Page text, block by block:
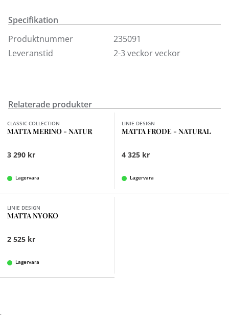
Specifikation
Produktnummer
235091
Leveranstid
2-3 veckor veckor
Relaterade produkter
Finns i fler val (5)
CLASSIC COLLECTION
MATTA MERINO - NATUR
3 290 kr
Lagervara
LINIE DESIGN
MATTA FRODE - NATURAL
4 325 kr
Lagervara
LINIE DESIGN
MATTA NYOKO
2 525 kr
Lagervara